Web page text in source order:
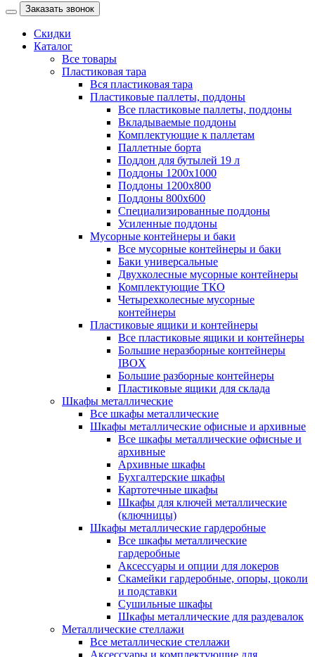
Заказать звонок
Скидки
Каталог
Все товары
Пластиковая тара
Вся пластиковая тара
Пластиковые паллеты, поддоны
Все пластиковые паллеты, поддоны
Вкладываемые поддоны
Комплектующие к паллетам
Паллетные борта
Поддон для бутылей 19 л
Поддоны 1200х1000
Поддоны 1200х800
Поддоны 800х600
Специализированные поддоны
Усиленные поддоны
Мусорные контейнеры и баки
Все мусорные контейнеры и баки
Баки универсальные
Двухколесные мусорные контейнеры
Комплектующие ТКО
Четырехколесные мусорные
контейнеры
Пластиковые ящики и контейнеры
Все пластиковые ящики и контейнеры
Большие неразборные контейнеры
IBOX
Большие разборные контейнеры
Пластиковые ящики для склада
Шкафы металлические
Все шкафы металлические
Шкафы металлические офисные и архивные
Все шкафы металлические офисные и
архивные
Архивные шкафы
Бухгалтерские шкафы
Картотечные шкафы
Шкафы для ключей металлические
(ключницы)
Шкафы металлические гардеробные
Все шкафы металлические
гардеробные
Аксессуары и опции для локеров
Скамейки гардеробные, опоры, цоколи
и подставки
Сушильные шкафы
Шкафы металлические для раздевалок
Металлические стеллажи
Все металлические стеллажи
Аксессуары и комплектующие для